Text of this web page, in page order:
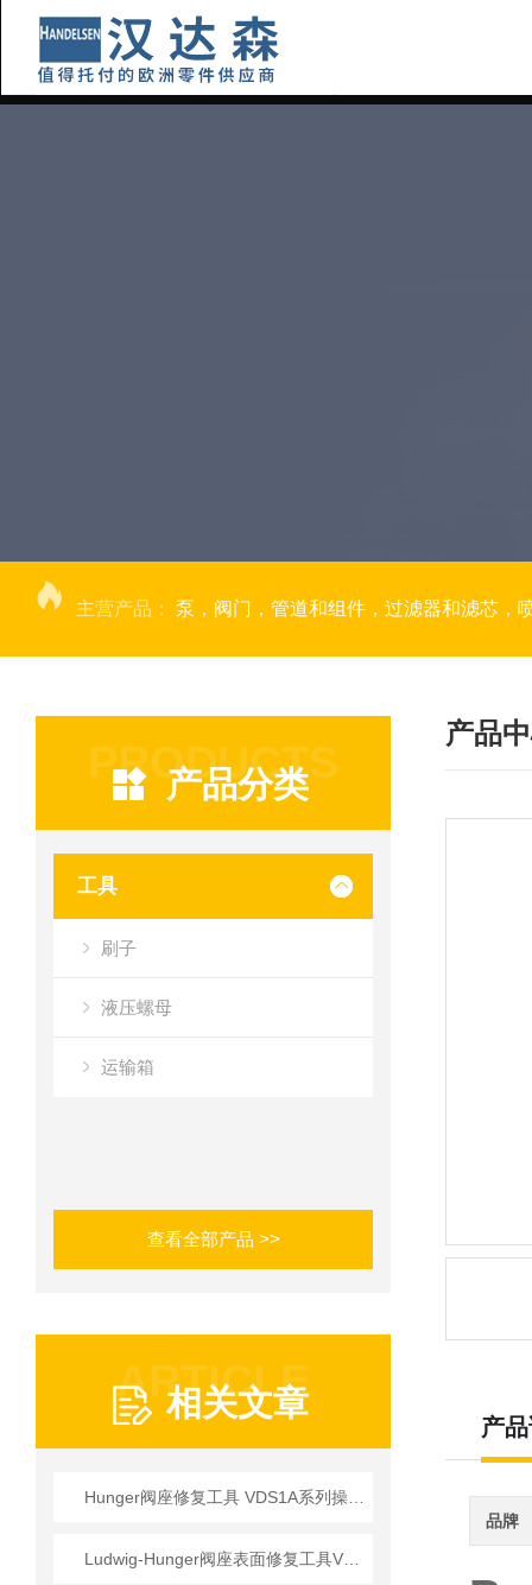
主营产品： 泵，阀门，管道和组件，过滤器和滤芯，
PRODUCTS
产品分类
工具
刷子
液压螺母
运输箱
查看全部产品 >>
ARTICLE
相关文章
产品
产
品牌